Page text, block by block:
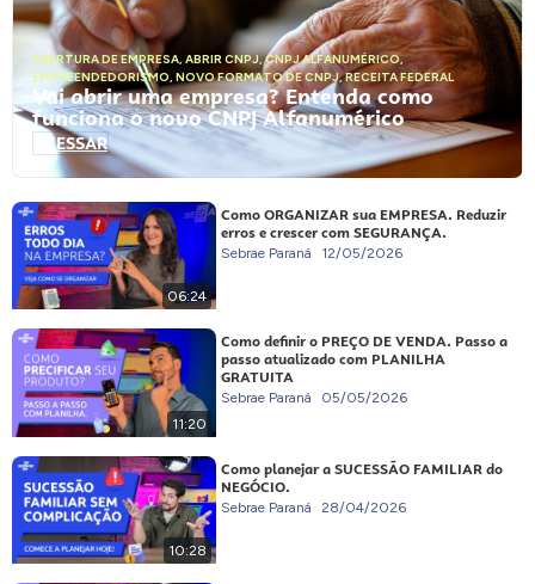
ABERTURA DE EMPRESA, ABRIR CNPJ,CNPJ ALFANUMÉRICO,
EMPREENDEDORISMO, NOVO FORMATO DE CNPJ,RECEITA FEDERAL
Vai abrir uma empresa? Entenda como
funciona o novo CNPJ Alfanumérico
ACESSAR
06:24
Como ORGANIZAR sua EMPRESA. Reduzir
erros e crescer com SEGURANÇA.
Sebrae Paraná 12/05/2026
11:20
Como definir o PREÇO DE VENDA. Passo a
passo atualizado com PLANILHA
GRATUITA
Sebrae Paraná 05/05/2026
10:28
Como planejar a SUCESSÃO FAMILIAR do
NEGÓCIO.
Sebrae Paraná 28/04/2026